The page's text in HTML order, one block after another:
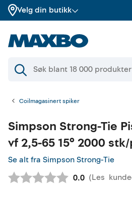
Velg din butikk
Coilmagasinert spiker
Simpson Strong-Tie
vf 2,5-65 15° 2000
Se alt fra Simpson Strong-Tie
0.0 (Les